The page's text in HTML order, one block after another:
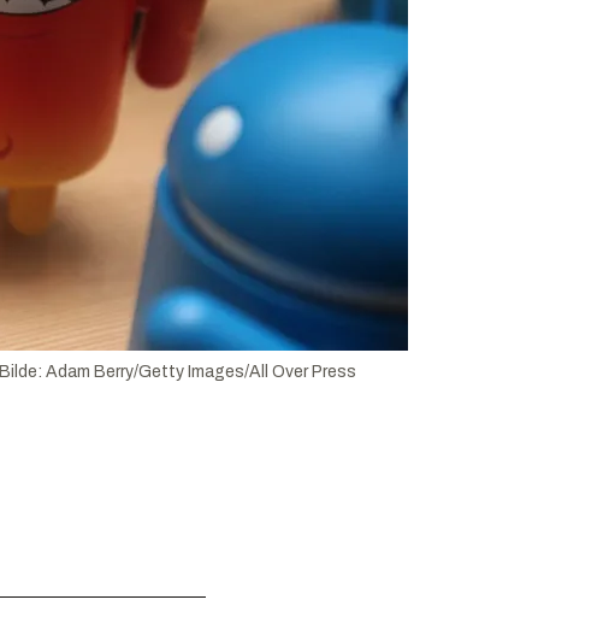
Bilde: Adam Berry/Getty Images/All Over Press